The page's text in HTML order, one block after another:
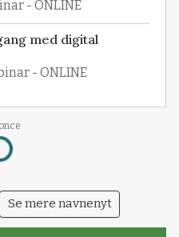
- ONLINE
med digital
- ONLINE
Se mere navnenyt